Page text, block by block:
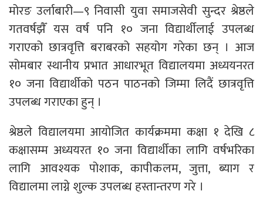
मोरङ उर्लाबारी—९ निवासी युवा समाजसेवी सुन्दर श्रेष्ठले
गतवर्षझैँ यस वर्ष पनि १० जना विद्यार्थीलाई उपलब्ध
गराएको छात्रवृत्ति बराबरको सहयोग गरेका छन् । आज
सोमबार स्थानीय प्रभात आधारभूत विद्यालयमा अध्ययनरत
१० जना विद्यार्थीको पठन पाठनको जिम्मा लिदैं छात्रवृत्ति
उपलब्ध गराएका हुन् ।
श्रेष्ठले विद्यालयमा आयोजित कार्यक्रममा कक्षा १ देखि ८
कक्षासम्म अध्ययरत १० जना विद्यार्थीका लागि वर्षभरिका
लागि आवश्यक पोशाक, कापीकलम, जुत्ता, ब्याग र
विद्यालमा लाग्ने शुल्क उपलब्ध हस्तान्तरण गरे ।